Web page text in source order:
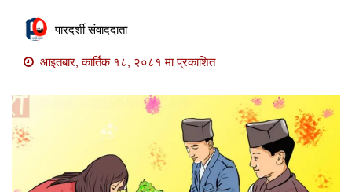
खबर
माडी
खबर
विविध
पारदर्शी संवाददाता
आइतबार, कार्तिक १८, २०८१ मा प्रकाशित